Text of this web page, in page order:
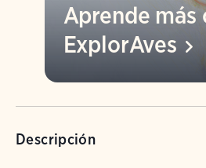
Aprende más
ExplorAves
Descripción